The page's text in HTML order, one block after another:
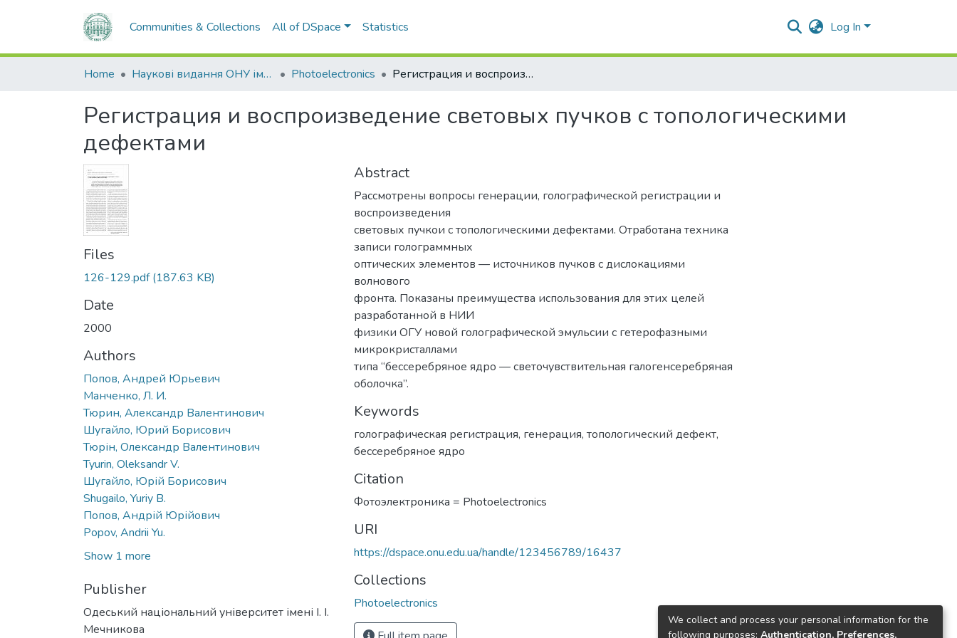
Communities & Collections All of DSpace Statistics Log In
Home Наукові видання ОНУ імені І. І. Мечникова Photoelectronics Регистрация и воспроизведение световых пучков с топологическими дефектами
Регистрация и воспроизведение световых пучков с топологическими
дефектами
Files
126-129.pdf(187.63 KB)
Date
2000
Authors
Попов, Андрей Юрьевич
Манченко, Л. И.
Тюрин, Александр Валентинович
Шугайло, Юрий Борисович
Тюрін, Олександр Валентинович
Tyurin, Oleksandr V.
Шугайло, Юрій Борисович
Shugailo, Yuriy B.
Попов, Андрій Юрійович
Popov, Andrii Yu.
Show 1 more
Publisher
Одеський національний університет імені І. І.
Мечникова
Abstract
Рассмотрены вопросы генерации, голографической регистрации и
воспроизведения
световых пучкои с топологическими дефектами. Отработана техника
записи голограммных
оптических элементов — источников пучков с дислокациями
волнового
фронта. Показаны преимущества использования для этих целей
разработанной в НИИ
физики ОГУ новой голографической эмульсии с гетерофазными
микрокристаллами
типа “бессеребряное ядро — светочувствительная галогенсеребряная
оболочка”.
Keywords
голографическая регистрация, генерация, топологический дефект,
бессеребряное ядро
Citation
Фотоэлектроника = Photoelectronics
URI
https://dspace.onu.edu.ua/handle/123456789/16437
Collections
Photoelectronics
We collect and process your personal information for the
following purposes: Authentication, Preferences,